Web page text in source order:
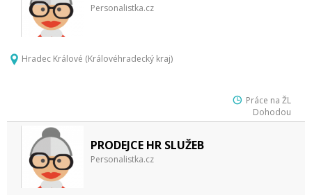
Personalistka.cz
Hradec Králové (Královéhradecký kraj)
Práce na ŽL
Dohodou
PRODEJCE HR SLUŽEB
Personalistka.cz